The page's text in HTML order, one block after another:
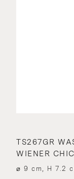
TS267GR
WIENER CHIC
⌀ 9 cm, H 7.2